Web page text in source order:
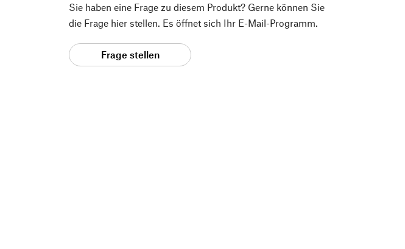
Sie haben eine Frage zu diesem Produkt? Gerne können Sie
die Frage hier stellen. Es öffnet sich Ihr E-Mail-Programm.
Frage stellen